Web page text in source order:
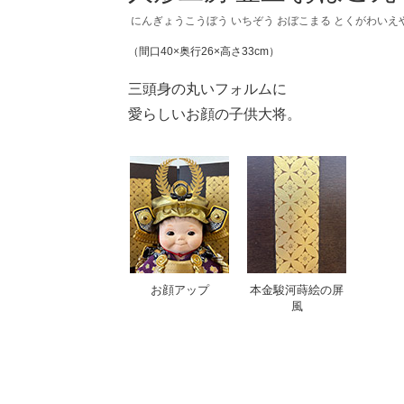
にんぎょうこうぼう いちぞう おぼこまる とくがわいえ
（間口40×奥行26×高さ33cm）
三頭身の丸いフォルムに
愛らしいお顔の子供大将。
お顔アップ
本金駿河蒔絵の屏
風